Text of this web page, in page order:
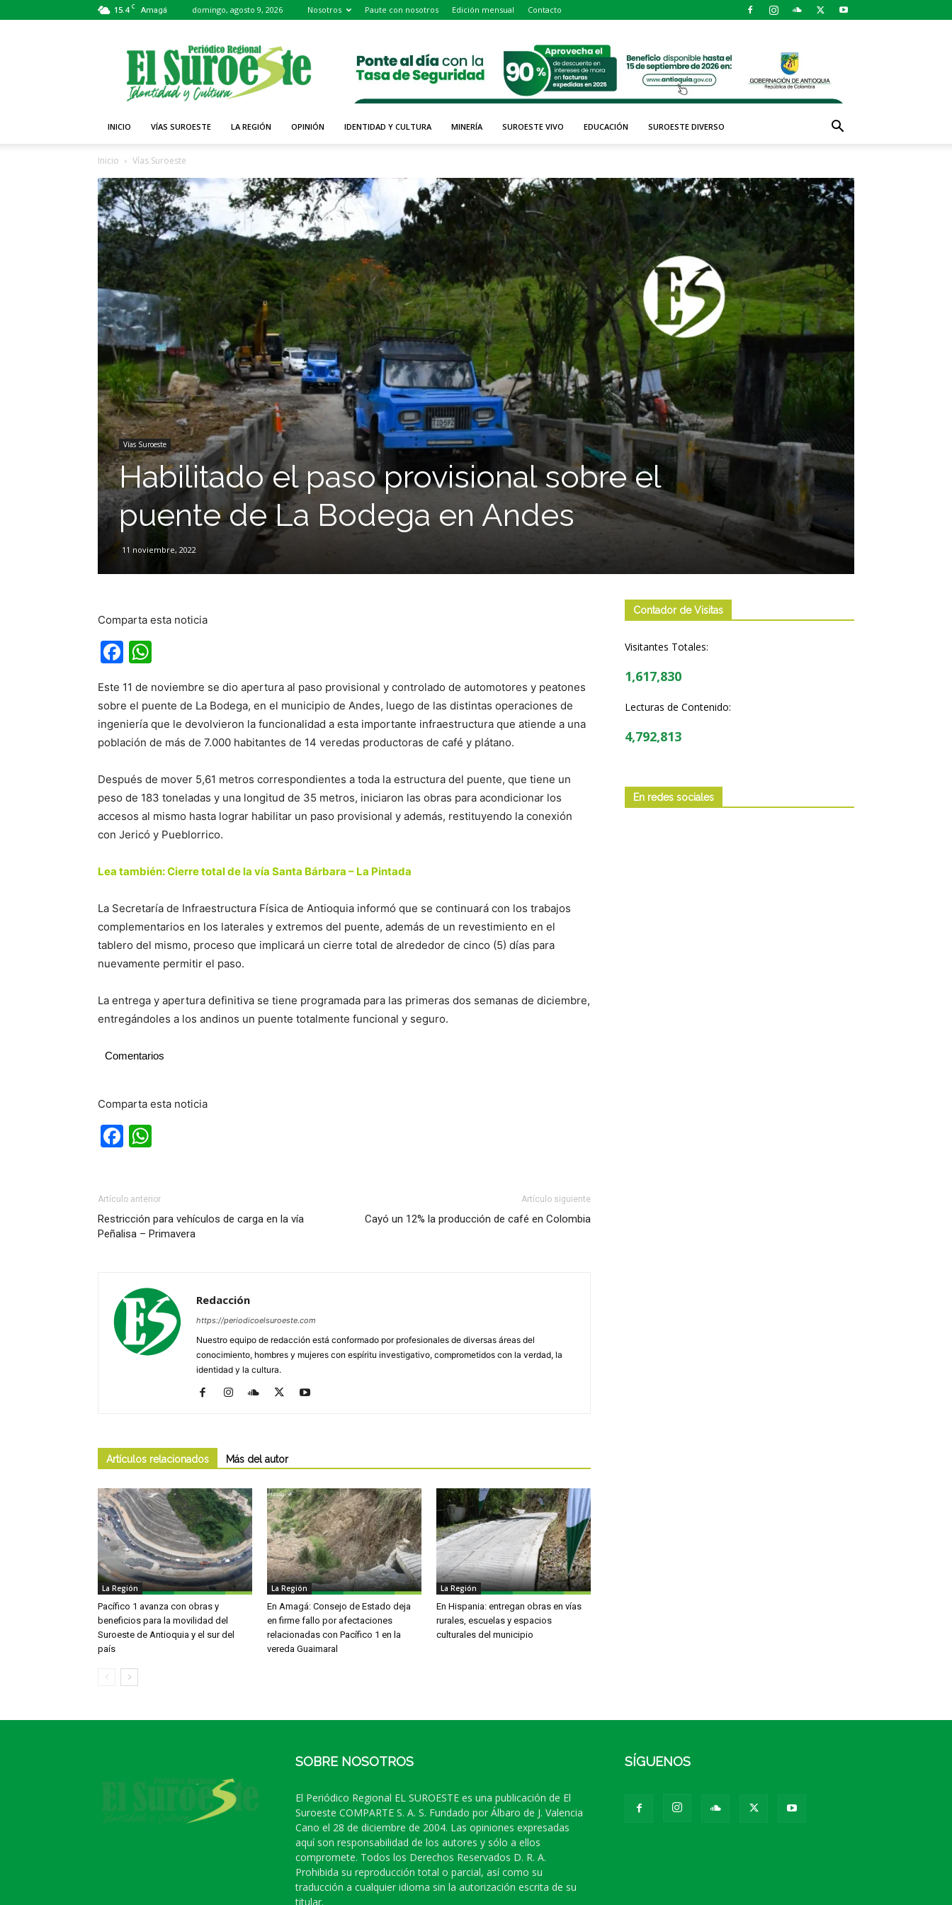
15.4 C Amagá domingo, agosto 9, 2026 Nosotros Paute con nosotros Edición mensual Contacto
Periódico
El
Suroeste
INICIO VÍAS SUROESTE LA REGIÓN OPINIÓN IDENTIDAD Y CULTURA MINERÍA SUROESTE VIVO EDUCACIÓN SUROESTE DIVERSO
Inicio Vías Suroeste
Vías Suroeste
Habilitado el paso provisional sobre el
puente de La Bodega en Andes
11 noviembre, 2022
Comparta esta noticia
Facebook
Este 11 de noviembre se dio apertura al paso provisional y controlado de automotores y peatones
sobre el puente de La Bodega, en el municipio de Andes, luego de las distintas operaciones de
ingeniería que le devolvieron la funcionalidad a esta importante infraestructura que atiende a una
población de más de 7.000 habitantes de 14 veredas productoras de café y plátano.
Después de mover 5,61 metros correspondientes a toda la estructura del puente, que tiene un
peso de 183 toneladas y una longitud de 35 metros, iniciaron las obras para acondicionar los
accesos al mismo hasta lograr habilitar un paso provisional y además, restituyendo la conexión
con Jericó y Pueblorrico.
Lea también: Cierre total de la vía Santa Bárbara – La Pintada
La Secretaría de Infraestructura Física de Antioquia informó que se continuará con los trabajos
complementarios en los laterales y extremos del puente, además de un revestimiento en el
tablero del mismo, proceso que implicará un cierre total de alrededor de cinco (5) días para
nuevamente permitir el paso.
La entrega y apertura definitiva se tiene programada para las primeras dos semanas de diciembre,
entregándoles a los andinos un puente totalmente funcional y seguro.
Comentarios
Comparta esta noticia
Facebook
Artículo anterior
Restricción para vehículos de carga en la vía
Peñalisa – Primavera
Artículo siguiente
Cayó un 12% la producción de café en Colombia
Redacción
https://periodicoelsuroeste.com
Nuestro equipo de redacción está conformado por profesionales de diversas áreas del
conocimiento, hombres y mujeres con espíritu investigativo, comprometidos con la verdad, la
identidad y la cultura.
Artículos relacionados Más del autor
La Región
Pacífico 1 avanza con obras y
beneficios para la movilidad del
Suroeste de Antioquia y el sur del
país
La Región
En Amagá: Consejo de Estado deja
en firme fallo por afectaciones
relacionadas con Pacífico 1 en la
vereda Guaimaral
La Región
En Hispania: entregan obras en vías
rurales, escuelas y espacios
culturales del municipio
Contador de Visitas
Visitantes Totales:
1,617,830
Lecturas de Contenido:
4,792,813
En redes sociales
SOBRE NOSOTROS
El Periódico Regional EL SUROESTE es una publicación de El
Suroeste COMPARTE S. A. S. Fundado por Álbaro de J. Valencia
Cano el 28 de diciembre de 2004. Las opiniones expresadas
aquí son responsabilidad de los autores y sólo a ellos
compromete. Todos los Derechos Reservados D. R. A.
Prohibida su reproducción total o parcial, así como su
traducción a cualquier idioma sin la autorización escrita de su
titular.
SÍGUENOS